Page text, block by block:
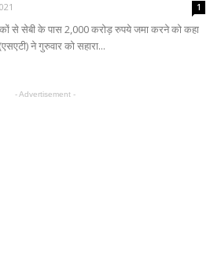
1
से सेबी के पास 2,000 करोड़ रुपये जमा करने को कहा
ने गुरुवार को सहारा...
- Advertisement -